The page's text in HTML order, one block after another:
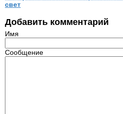
свет
Добавить комментарий
Имя
Сообщение